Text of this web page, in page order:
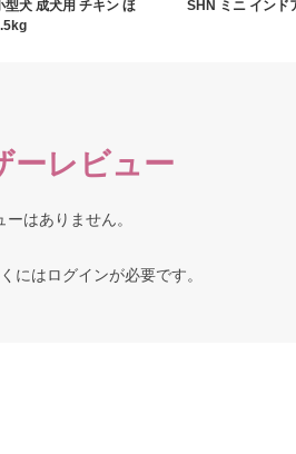
型犬 成犬用 チキン ほ
SHN ミニ インド
ーレビュー
ーはありません。
にはログインが必要です。